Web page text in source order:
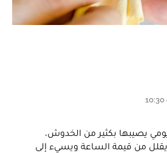
يصيبها بكثير من الخدوش،
من قيمة الساعة ويسيء إلى